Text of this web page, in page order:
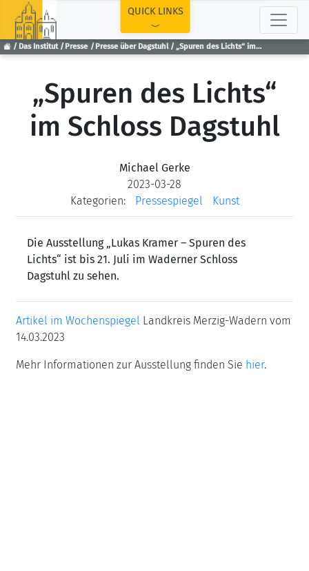
Das Institut Presse Presse über Dagstuhl „Spuren des Lichts“ im Schloss Dagstuhl
QUICK LINKS
„Spuren des Lichts“
im Schloss Dagstuhl
Michael Gerke
2023-03-28
Kategorien:
Pressespiegel Kunst
Die Ausstellung „Lukas Kramer – Spuren des
Lichts“ ist bis 21. Juli im Waderner Schloss
Dagstuhl zu sehen.
Artikel im Wochenspiegel Landkreis Merzig-Wadern vom
14.03.2023
Mehr Informationen zur Ausstellung finden Sie hier.